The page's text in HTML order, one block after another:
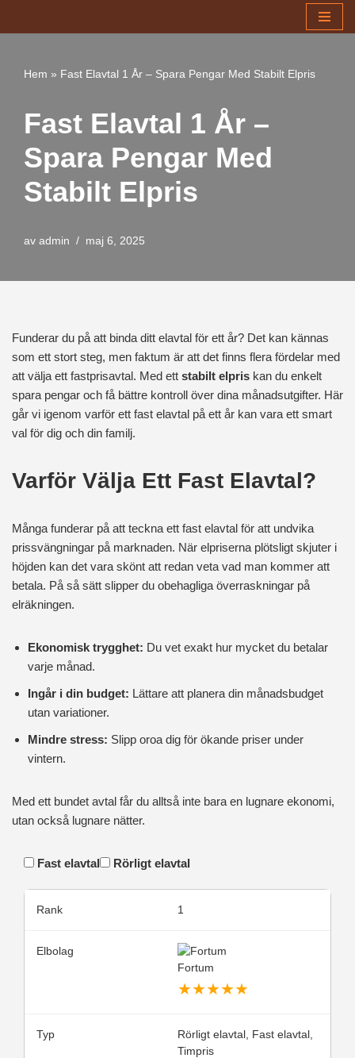
innehåll
Hem » Fast Elavtal 1 År – Spara Pengar Med Stabilt Elpris
Fast Elavtal 1 År –
Spara Pengar Med
Stabilt Elpris
av admin maj 6, 2025
Funderar du på att binda ditt elavtal för ett år? Det kan kännas
som ett stort steg, men faktum är att det finns flera fördelar med
att välja ett fastprisavtal. Med ett stabilt elpris kan du enkelt
spara pengar och få bättre kontroll över dina månadsutgifter. Här
går vi igenom varför ett fast elavtal på ett år kan vara ett smart
val för dig och din familj.
Varför Välja Ett Fast Elavtal?
Många funderar på att teckna ett fast elavtal för att undvika
prissvängningar på marknaden. När elpriserna plötsligt skjuter i
höjden kan det vara skönt att redan veta vad man kommer att
betala. På så sätt slipper du obehagliga överraskningar på
elräkningen.
Ekonomisk trygghet: Du vet exakt hur mycket du betalar
varje månad.
Ingår i din budget: Lättare att planera din månadsbudget
utan variationer.
Mindre stress: Slipp oroa dig för ökande priser under
vintern.
Med ett bundet avtal får du alltså inte bara en lugnare ekonomi,
utan också lugnare nätter.
Fast elavtal Rörligt elavtal
1
Fortum
★★★★★
Rörligt elavtal, Fast elavtal,
Timpris